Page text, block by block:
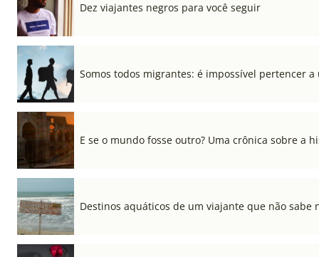
Dez viajantes negros para você seguir
Somos todos migrantes: é impossível pertencer a
E se o mundo fosse outro? Uma crônica sobre a
Destinos aquáticos de um viajante que não sabe